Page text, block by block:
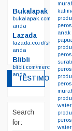
anak
Bukalapak
bukalapak.com/lapak-
anda
Lazada
lazada.co.id/shop/toko-
anda
Blibli
blibli.com/merchant/
anda
TESTIMONIAL
Search
for: